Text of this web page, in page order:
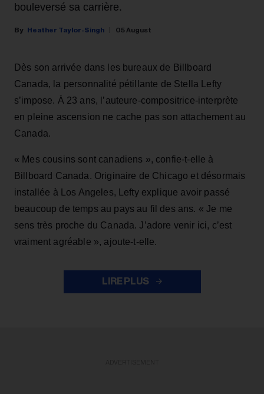
bouleversé sa carrière.
Heather Taylor-Singh 05 August
Dès son arrivée dans les bureaux de Billboard
Canada, la personnalité pétillante de Stella Lefty
s’impose. À 23 ans, l’auteure-compositrice-interprète
en pleine ascension ne cache pas son attachement au
Canada.
« Mes cousins sont canadiens », confie-t-elle à
Billboard Canada. Originaire de Chicago et désormais
installée à Los Angeles, Lefty explique avoir passé
beaucoup de temps au pays au fil des ans. « Je me
sens très proche du Canada. J’adore venir ici, c’est
vraiment agréable », ajoute-t-elle.
LIRE PLUS